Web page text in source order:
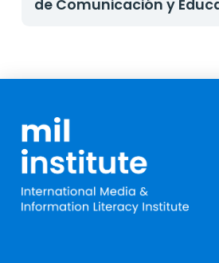
de Comunicación y